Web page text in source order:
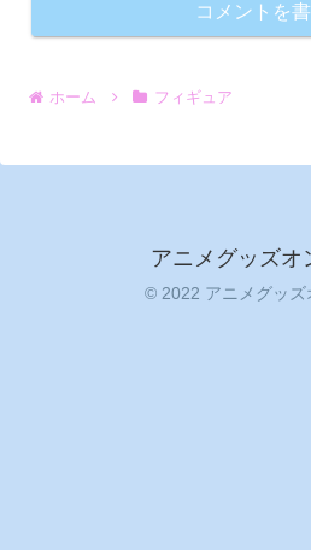
コメントを
ホーム フィギュア
アニメグッズオ
© 2022 アニメグッズ